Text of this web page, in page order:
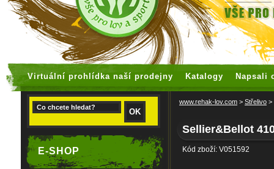
Virtuální prohlídka naší prodejny Katalogy Napsali
E-SHOP
www.rehak-lov.com > Střelivo >
Sellier&Bellot
Kód zboží: V051592